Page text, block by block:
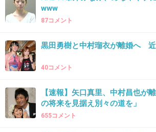
38. 匿名2013/12/04(水) 14:10:09
います。紗理奈にがっかりしま
39. 匿名2013/12/04(水) 14:10:34
www
87コメント
黒田勇樹と中村瑠衣が離婚へ
40コメント
【速報】矢口真里、中村昌也が
の将来を見据え別々の道を」
655コメント